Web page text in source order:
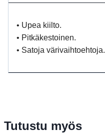
• Upea kiilto.
• Pitkäkestoinen.
• Satoja värivaihtoehtoja.
Tutustu myös